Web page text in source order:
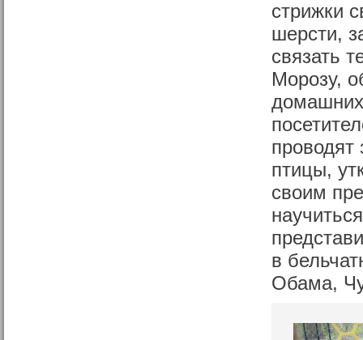
стрижки
шерсти,
связать
Морозу,
птицы,
своим
в
Обама,